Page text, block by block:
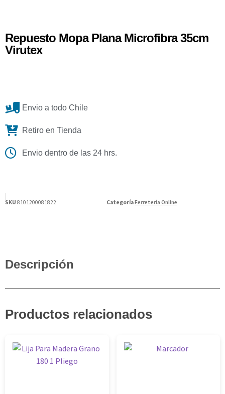
Repuesto Mopa Plana Microfibra 35cm
Virutex
Envio a todo Chile
Retiro en Tienda
Envio dentro de las 24 hrs.
SKU 8101200081822 CategoríaFerretería Online
Descripción
Productos relacionados